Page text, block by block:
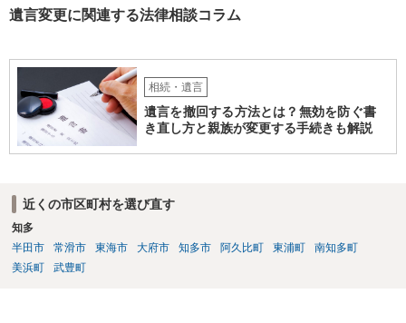
遺言変更に関連する法律相談コラム
相続・遺言
遺言を撤回する方法とは？無効を防ぐ書
き直し方と親族が変更する手続きも解説
近くの市区町村を選び直す
知多
半田市
常滑市 東海市 大府市 知多市 阿久比町 東浦町
南知多町
美浜町
武豊町